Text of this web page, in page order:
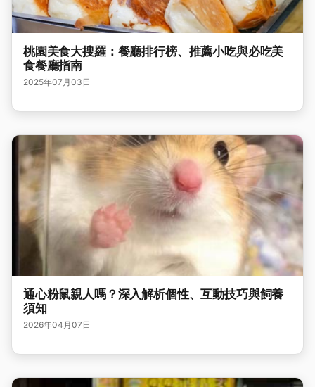
桃園美食大搜羅：餐廳排行榜、推薦小吃與必吃美
食餐廳指南
2025年07月03日
通心粉鼠親人嗎？深入解析個性、互動技巧與飼養
須知
2026年04月07日